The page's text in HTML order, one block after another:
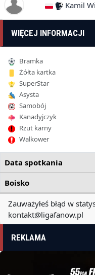
Kamil
WIĘCEJ INFORMACJI
Bramka
Żółta kartka
SuperStar
Asysta
Samobój
Kanadyjczyk
Rzut karny
Walkower
Data spotkania
Boisko
Zauważyłeś błąd w
kontakt@ligafanow.pl
REKLAMA